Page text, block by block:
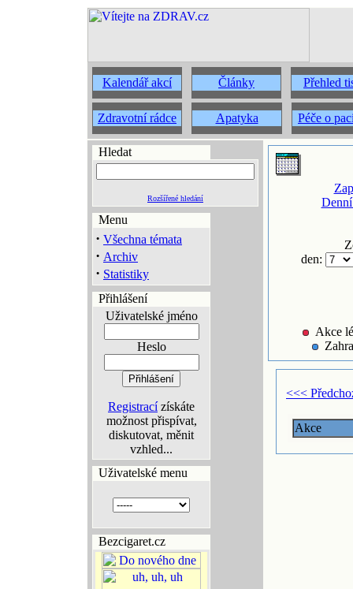
Kalendář akcí Články Přehled
Zdravotní rádce Apatyka Péče o
Hledat
Rozšířené hledání
Menu
· Všechna témata
· Archiv
· Statistiky
Přihlášení
Uživatelské jméno
Heslo
Registracízískáte
možnost přispívat,
diskutovat, měnit
vzhled...
Uživatelské menu
Bezcigaret.cz
den:
Akce
<<<
Akce